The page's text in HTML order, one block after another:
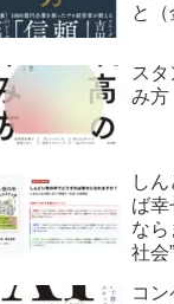
と（
ス
み方
し
ば幸
なら
社会
コ